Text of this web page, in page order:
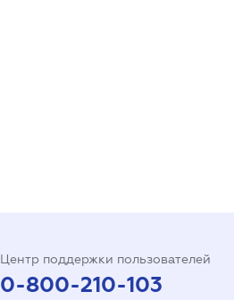
Центр поддержки пользователей
0-800-210-103